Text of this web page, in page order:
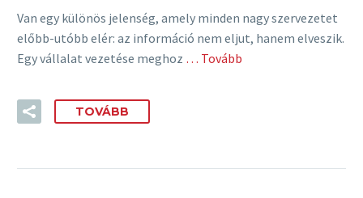
Van egy különös jelenség, amely minden nagy szervezetet
előbb-utóbb elér: az információ nem eljut, hanem elveszik.
Egy vállalat vezetése meghoz … Tovább
TOVÁBB